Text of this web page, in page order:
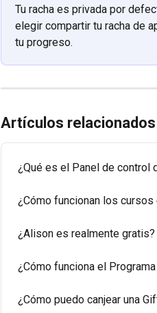
Tu racha es privada por
elegir compartir tu racha de
tu progreso.
Artículos relacionados
¿Qué es el Panel de control
¿Cómo funcionan los cursos
¿Alison es realmente gratis?
¿Cómo funciona el
¿Cómo puedo canjear una